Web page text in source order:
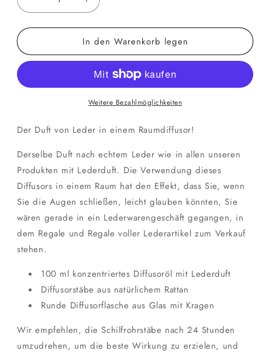
Verringere
die
Menge
Duftender
Leder
Erhöhe
die
Menge
für
Duftender
Raumdiffusor
aus
Leder
In den Warenkorb legen
Weitere Bezahlmöglichkeiten
Der Duft von Leder in einem Raumdiffusor!
Derselbe Duft nach echtem Leder wie in allen unseren
Produkten mit Lederduft. Die Verwendung dieses
Diffusors in einem Raum hat den Effekt, dass Sie, wenn
Sie die Augen schließen, leicht glauben könnten, Sie
wären gerade in ein Lederwarengeschäft gegangen, in
dem Regale und Regale voller Lederartikel zum Verkauf
stehen.
100 ml konzentriertes Diffusoröl mit Lederduft
Diffusorstäbe aus natürlichem Rattan
Runde Diffusorflasche aus Glas mit Kragen
Wir empfehlen, die Schilfrohrstäbe nach 24 Stunden
umzudrehen, um die beste Wirkung zu erzielen, und